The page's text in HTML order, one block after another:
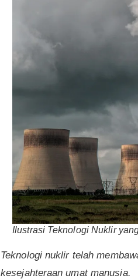
Ilustrasi Teknologi Nuklir
Teknologi nuklir telah
kesejahteraan umat manusia.